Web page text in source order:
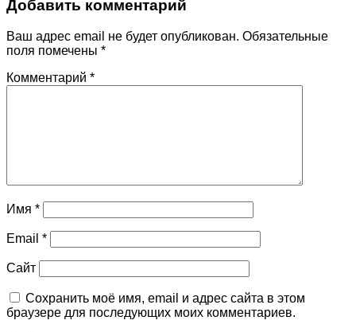
Добавить комментарий
Ваш адрес email не будет опубликован. Обязательные
поля помечены *
Комментарий *
Имя *
Email *
Сайт
Сохранить моё имя, email и адрес сайта в этом
браузере для последующих моих комментариев.